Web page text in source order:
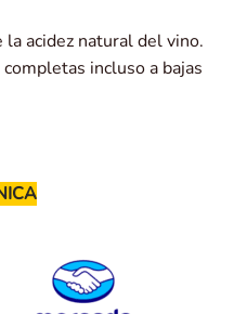
acidez natural del vino.
incluso a bajas